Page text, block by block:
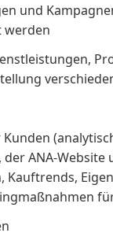
und
werden
ANA-
Kauftrends,